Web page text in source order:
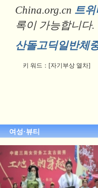
China.org.cn 트위
록이 가능합니다.
산돌고딕일반체
키 워드：[자기부상 열차]